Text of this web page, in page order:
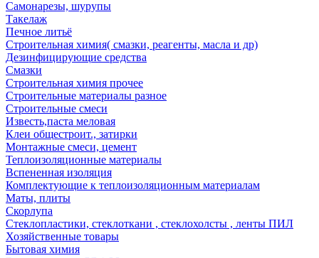
Самонарезы, шурупы
Такелаж
Печное литьё
Строительная химия( смазки, реагенты, масла и др)
Дезинфицирующие средства
Смазки
Строительная химия прочее
Строительные материалы разное
Строительные смеси
Известь,паста меловая
Клеи общестроит., затирки
Монтажные смеси, цемент
Теплоизоляционные материалы
Вспененная изоляция
Комплектующие к теплоизоляционным материалам
Маты, плиты
Скорлупа
Стеклопластики, стеклоткани , стеклохолсты , ленты ПИЛ
Хозяйственные товары
Бытовая химия